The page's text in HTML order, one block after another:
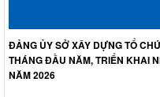
ĐẢNG ỦY SỞ XÂY DỰNG TỔ
THÁNG ĐẦU NĂM, TRIỂN KHAI
NĂM 2026